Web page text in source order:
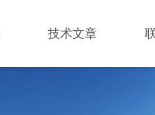
技术文章